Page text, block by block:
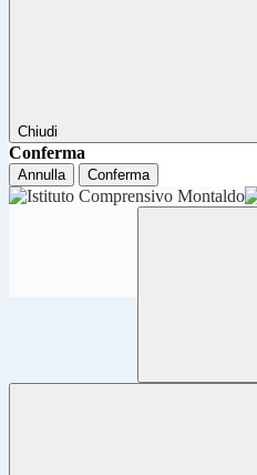
Chiudi
Conferma
Annulla Conferma